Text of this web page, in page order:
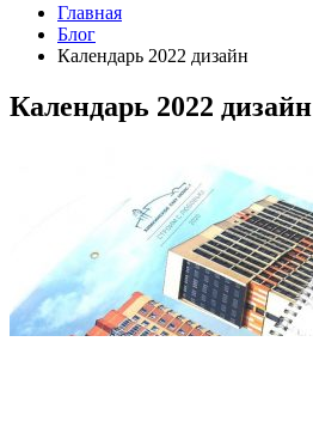
Главная
Блог
Календарь 2022 дизайн
Календарь 2022 дизайн